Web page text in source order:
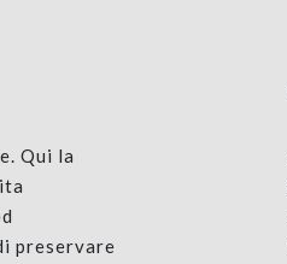
Qui la
preservare